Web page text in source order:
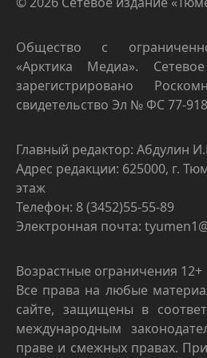
Общество с
«Арктика Медиа».
зарегистрировано
свидетельство Эл № ФС 77-
Главный редактор: Абдулин
Адрес редакции: 625000, г.
этаж
Телефон: 8 (3452)55-55-89
Электронная почта:
Возрастные ограничения 12+
Все права на любые
сайте, защищены в
международным
праве и смежных правах.